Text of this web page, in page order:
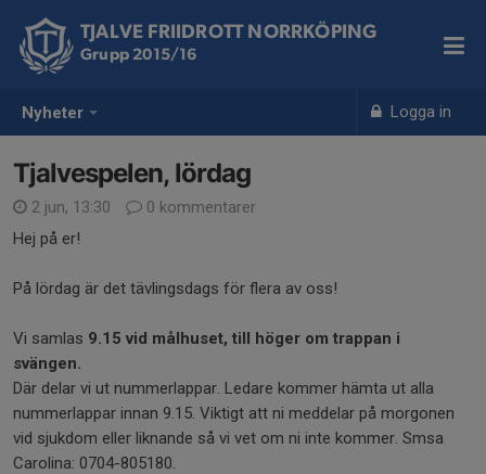
Nyheter Logga in
TJALVE FRIIDROTT NORRKÖPING
Grupp 2015/16
Tjalvespelen, lördag
2 jun, 13:30
0 kommentarer
Hej på er!
På lördag är det tävlingsdags för flera av oss!
Vi samlas 9.15 vid målhuset, till höger om trappan i
svängen.
Där delar vi ut nummerlappar. Ledare kommer hämta ut alla
nummerlappar innan 9.15. Viktigt att ni meddelar på morgonen
vid sjukdom eller liknande så vi vet om ni inte kommer. Smsa
Carolina: 0704-805180.